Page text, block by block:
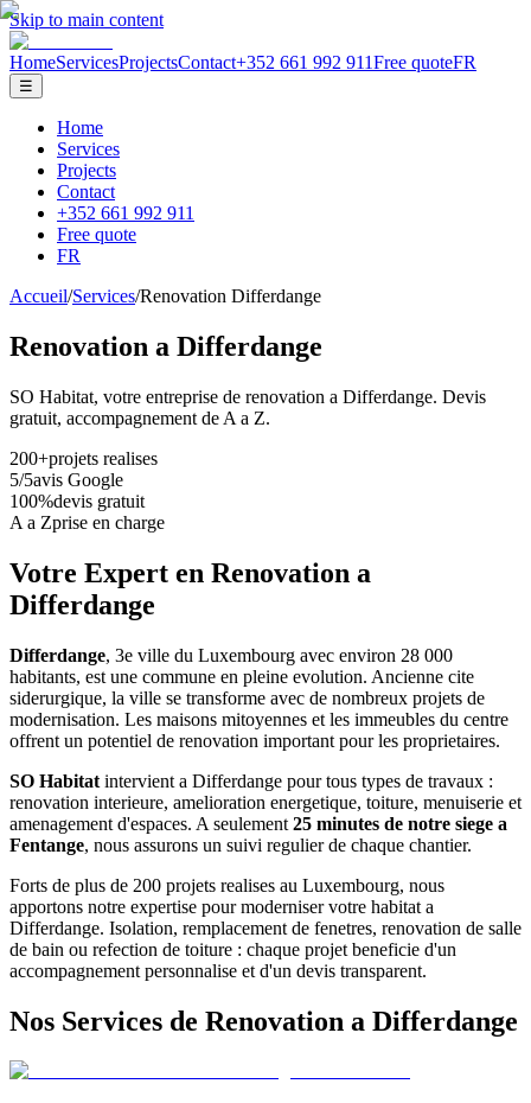
Skip to main content
HomeServicesProjectsContact+352 661 992 911Free quoteFR
☰
Home
Services
Projects
Contact
+352 661 992 911
Free quote
FR
Accueil/Services/Renovation Differdange
Renovation a Differdange
SO Habitat, votre entreprise de renovation a Differdange. Devis
gratuit, accompagnement de A a Z.
200+projets realises
5/5avis Google
100%devis gratuit
A a Zprise en charge
Votre Expert en Renovation a
Differdange
Differdange, 3e ville du Luxembourg avec environ 28 000
habitants, est une commune en pleine evolution. Ancienne cite
siderurgique, la ville se transforme avec de nombreux projets de
modernisation. Les maisons mitoyennes et les immeubles du centre
offrent un potentiel de renovation important pour les proprietaires.
SO Habitat intervient a Differdange pour tous types de travaux :
renovation interieure, amelioration energetique, toiture, menuiserie et
amenagement d'espaces. A seulement 25 minutes de notre siege a
Fentange, nous assurons un suivi regulier de chaque chantier.
Forts de plus de 200 projets realises au Luxembourg, nous
apportons notre expertise pour moderniser votre habitat a
Differdange. Isolation, remplacement de fenetres, renovation de salle
de bain ou refection de toiture : chaque projet beneficie d'un
accompagnement personnalise et d'un devis transparent.
Nos Services de Renovation a Differdange